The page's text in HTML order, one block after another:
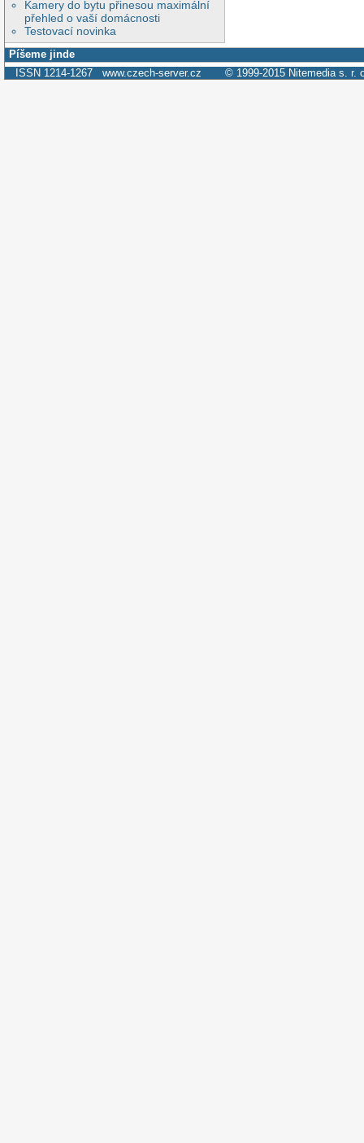
Kamery do bytu přinesou maximální
přehled o vaší domácnosti
Testovací novinka
Píšeme jinde
ISSN 1214-1267 www.czech-server.cz © 1999-2015 Nitemedia s. r.